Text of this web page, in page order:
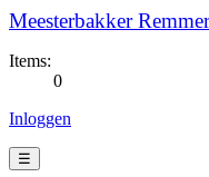
Meesterbakker
Items:
0
Inloggen
☰